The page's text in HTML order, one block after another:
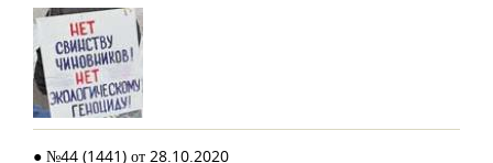
● №44 (1441) от 28.10.2020